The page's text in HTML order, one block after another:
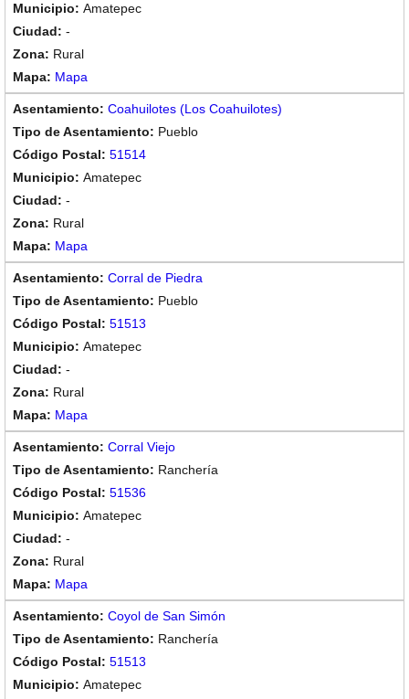
Amatepec
-
Rural
Mapa
Coahuilotes (Los Coahuilotes)
Pueblo
51514
Amatepec
-
Rural
Mapa
Corral de Piedra
Pueblo
51513
Amatepec
-
Rural
Mapa
Corral Viejo
Ranchería
51536
Amatepec
-
Rural
Mapa
Coyol de San Simón
Ranchería
51513
Amatepec